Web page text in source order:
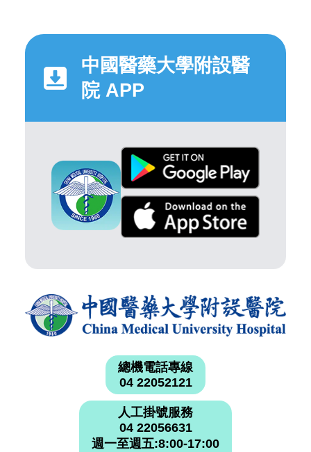
中國醫藥大學附設醫
院 APP
總機電話專線
04 22052121
人工掛號服務
04 22056631
週一至週五:8:00-17:00